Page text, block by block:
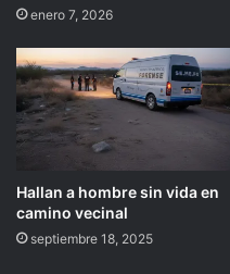
enero 7, 2026
Hallan a hombre sin vida en
camino vecinal
septiembre 18, 2025